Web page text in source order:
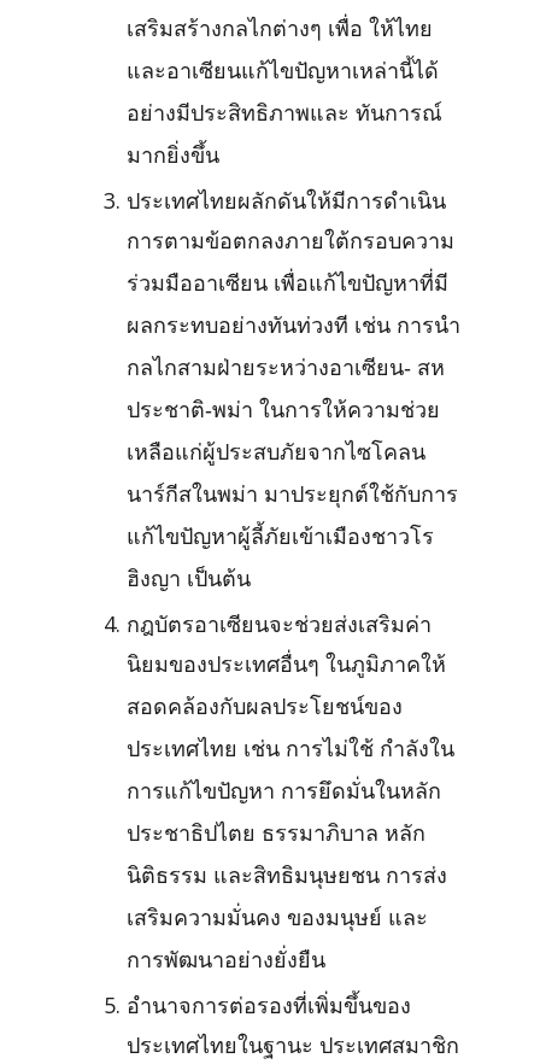
เสริมสร้างกลไกต่างๆ เพื่อ ให้ไทย
และอาเซียนแก้ไขปัญหาเหล่านี้ได้
อย่างมีประสิทธิภาพและ ทันการณ์
มากยิ่งขึ้น
ประเทศไทยผลักดันให้มีการดำเนิน
การตามข้อตกลงภายใต้กรอบความ
ร่วมมืออาเซียน เพื่อแก้ไขปัญหาที่มี
ผลกระทบอย่างทันท่วงที เช่น การนำ
กลไกสามฝ่ายระหว่างอาเซียน- สห
ประชาติ-พม่า ในการให้ความช่วย
เหลือแก่ผู้ประสบภัยจากไซโคลน
นาร์กีสในพม่า มาประยุกต์ใช้กับการ
แก้ไขปัญหาผู้ลี้ภัยเข้าเมืองชาวโร
ฮิงญา เป็นต้น
กฎบัตรอาเซียนจะช่วยส่งเสริมค่า
นิยมของประเทศอื่นๆ ในภูมิภาคให้
สอดคล้องกับผลประโยชน์ของ
ประเทศไทย เช่น การไม่ใช้ กำลังใน
การแก้ไขปัญหา การยึดมั่นในหลัก
ประชาธิปไตย ธรรมาภิบาล หลัก
นิติธรรม และสิทธิมนุษยชน การส่ง
เสริมความมั่นคง ของมนุษย์ และ
การพัฒนาอย่างยั่งยืน
อำนาจการต่อรองที่เพิ่มขึ้นของ
ประเทศไทยในฐานะ ประเทศสมาชิก